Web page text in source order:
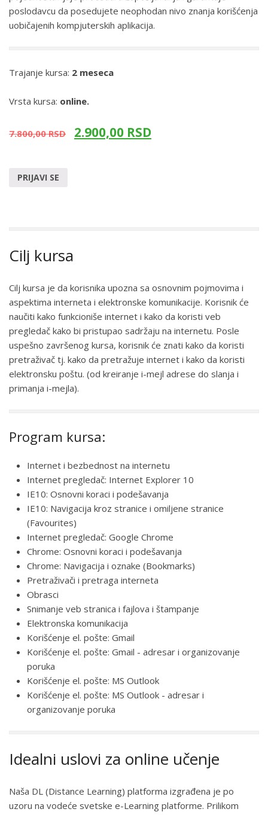
poslodavcu da posedujete neophodan nivo znanja korišćenja
uobičajenih kompjuterskih aplikacija.
Trajanje kursa: 2 meseca
Vrsta kursa: online.
7.800,00RSD 2.900,00 RSD
PRIJAVI SE
Cilj kursa
Cilj kursa je da korisnika upozna sa osnovnim pojmovima i
aspektima interneta i elektronske komunikacije. Korisnik će
naučiti kako funkcioniše internet i kako da koristi veb
pregledač kako bi pristupao sadržaju na internetu. Posle
uspešno završenog kursa, korisnik će znati kako da koristi
pretraživač tj. kako da pretražuje internet i kako da koristi
elektronsku poštu. (od kreiranje i-mejl adrese do slanja i
primanja i-mejla).
Program kursa:
Internet i bezbednost na internetu
Internet pregledač: Internet Explorer 10
IE10: Osnovni koraci i podešavanja
IE10: Navigacija kroz stranice i omiljene stranice
(Favourites)
Internet pregledač: Google Chrome
Chrome: Osnovni koraci i podešavanja
Chrome: Navigacija i oznake (Bookmarks)
Pretraživači i pretraga interneta
Obrasci
Snimanje veb stranica i fajlova i štampanje
Elektronska komunikacija
Korišćenje el. pošte: Gmail
Korišćenje el. pošte: Gmail - adresar i organizovanje
poruka
Korišćenje el. pošte: MS Outlook
Korišćenje el. pošte: MS Outlook - adresar i
organizovanje poruka
Idealni uslovi za online učenje
Naša DL (Distance Learning) platforma izgrađena je po
uzoru na vodeće svetske e-Learning platforme. Prilikom